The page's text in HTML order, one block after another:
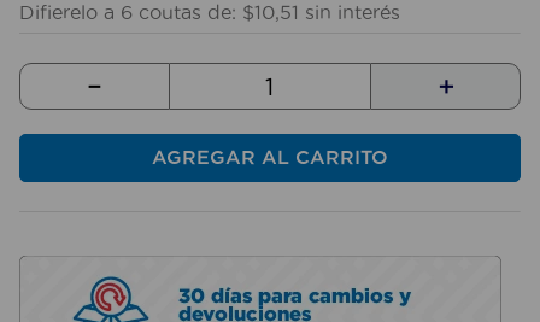
Difierelo a 6 coutas de: $10,51 sin interés
＋
－
AGREGAR AL CARRITO